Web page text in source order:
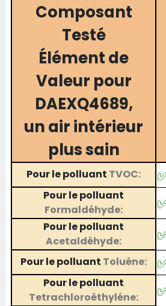
Composant
Testé
Élément de
Valeur pour
DAEXQ4689,
un air intérieur
plus sain
Pour le polluant TVOC:
Pour le polluant
Formaldéhyde:
Pour le polluant
Acetaldéhyde:
Pour le polluant Toluéne:
Pour le polluant
Tetrachloroéthyléne: